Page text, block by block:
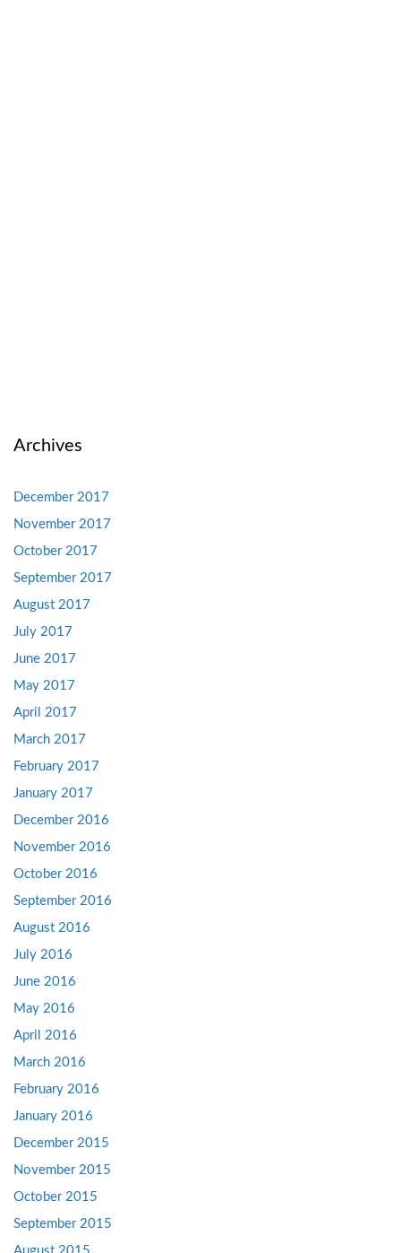
Archives
December 2017
November 2017
October 2017
September 2017
August 2017
July 2017
June 2017
May 2017
April 2017
March 2017
February 2017
January 2017
December 2016
November 2016
October 2016
September 2016
August 2016
July 2016
June 2016
May 2016
April 2016
March 2016
February 2016
January 2016
December 2015
November 2015
October 2015
September 2015